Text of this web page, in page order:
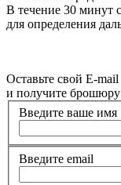
В течение 30 минут
для определения
Оставьте свой E-mail
и получите брошюру
Введите ваше имя
Введите email